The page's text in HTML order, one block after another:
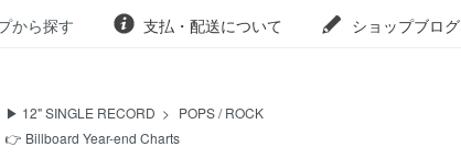
から探す 支払・配送について ショップブログ
▶ 12" SINGLE RECORD > POPS / ROCK
👉 Billboard Year-end Charts